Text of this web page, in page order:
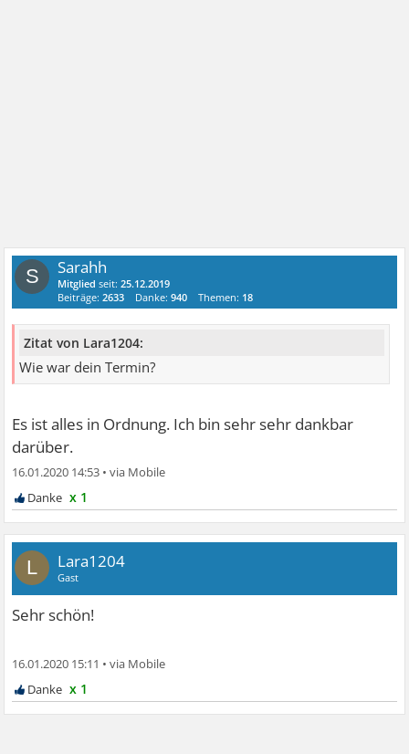
S Sarahh
Mitglied seit:25.12.2019
Beiträge:2633 Danke:940 Themen: 18
Zitat von Lara1204:
Wie war dein Termin?
Es ist alles in Ordnung. Ich bin sehr sehr dankbar
darüber.
16.01.2020 14:53 •
x 1
L Lara1204
Gast
Sehr schön!
16.01.2020 15:11 •
x 1